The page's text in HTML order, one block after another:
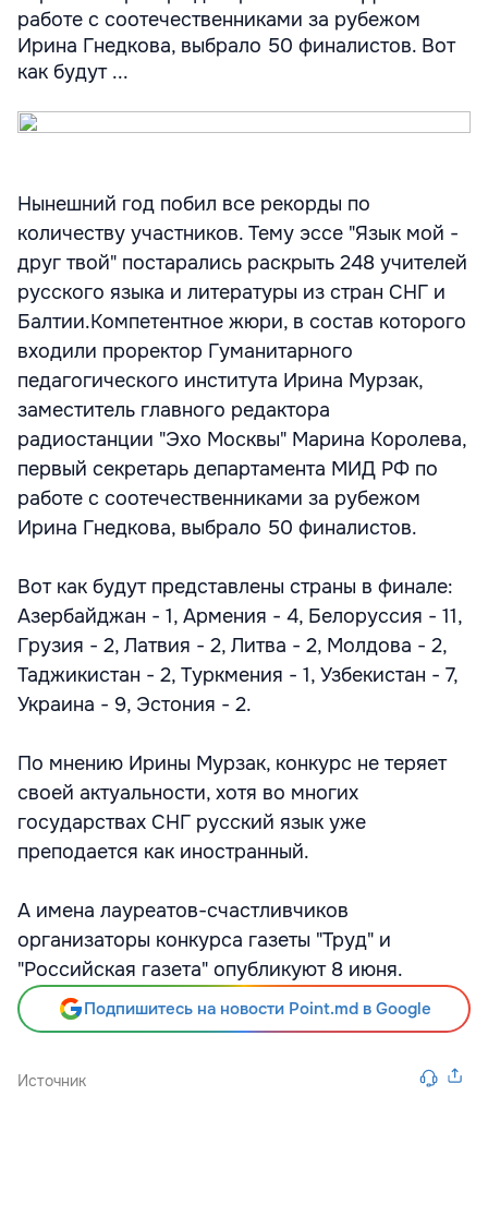
работе с соотечественниками за рубежом
Ирина Гнедкова, выбрало 50 финалистов. Вот
как будут ...
Нынешний год побил все рекорды по
количеству участников. Тему эссе "Язык мой -
друг твой" постарались раскрыть 248 учителей
русского языка и литературы из стран СНГ и
Балтии.Компетентное жюри, в состав которого
входили проректор Гуманитарного
педагогического института Ирина Мурзак,
заместитель главного редактора
радиостанции "Эхо Москвы" Марина Королева,
первый секретарь департамента МИД РФ по
работе с соотечественниками за рубежом
Ирина Гнедкова, выбрало 50 финалистов.
Вот как будут представлены страны в финале:
Азербайджан - 1, Армения - 4, Белоруссия - 11,
Грузия - 2, Латвия - 2, Литва - 2, Молдова - 2,
Таджикистан - 2, Туркмения - 1, Узбекистан - 7,
Украина - 9, Эстония - 2.
По мнению Ирины Мурзак, конкурс не теряет
своей актуальности, хотя во многих
государствах СНГ русский язык уже
преподается как иностранный.
А имена лауреатов-счастливчиков
организаторы конкурса газеты "Труд" и
"Российская газета" опубликуют 8 июня.
Подпишитесь на новости Point.md в Google
Источник